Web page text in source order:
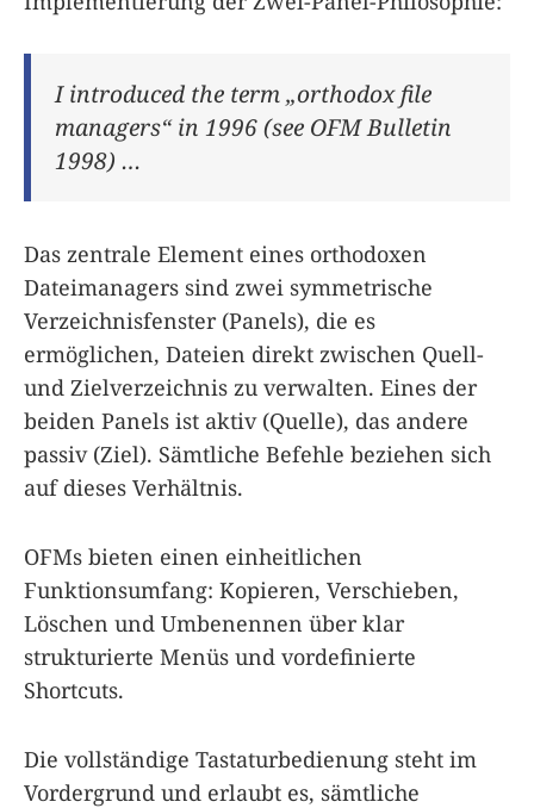
I introduced the term „orthodox file
managers“ in 1996 (see OFM Bulletin
1998) …
Das zentrale Element eines orthodoxen
Dateimanagers sind zwei symmetrische
Verzeichnisfenster (Panels), die es
ermöglichen, Dateien direkt zwischen Quell-
und Zielverzeichnis zu verwalten. Eines der
beiden Panels ist aktiv (Quelle), das andere
passiv (Ziel). Sämtliche Befehle beziehen sich
auf dieses Verhältnis.
OFMs bieten einen einheitlichen
Funktionsumfang: Kopieren, Verschieben,
Löschen und Umbenennen über klar
strukturierte Menüs und vordefinierte
Shortcuts.
Die vollständige Tastaturbedienung steht im
Vordergrund und erlaubt es, sämtliche